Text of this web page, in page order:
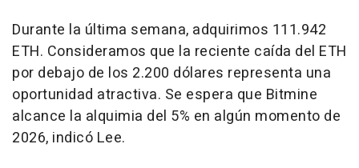
Durante la última semana, adquirimos 111.942
ETH. Consideramos que la reciente caída del ETH
por debajo de los 2.200 dólares representa una
oportunidad atractiva. Se espera que Bitmine
alcance la alquimia del 5% en algún momento de
2026, indicó Lee.